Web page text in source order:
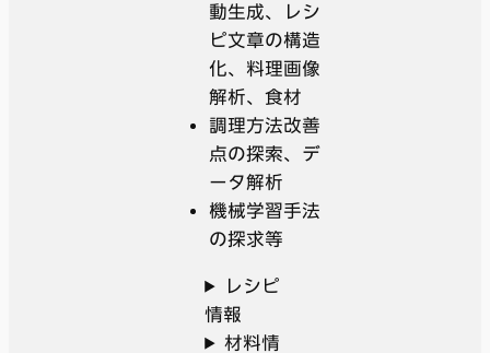
動生成、レシ
ピ文章の構造
化、料理画像
解析、食材
調理方法改善
点の探索、デ
ータ解析
機械学習手法
の探求等
レシピ
情報
材料情